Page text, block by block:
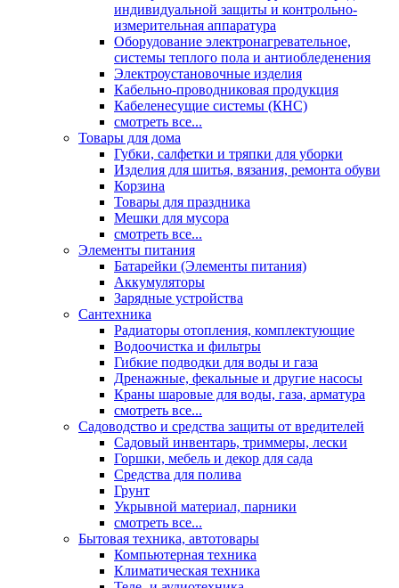
индивидуальной защиты и контрольно-
измерительная аппаратура
Оборудование электронагревательное,
системы теплого пола и антиобледенения
Электроустановочные изделия
Кабельно-проводниковая продукция
Кабеленесущие системы (КНС)
смотреть все...
Товары для дома
Губки, салфетки и тряпки для уборки
Изделия для шитья, вязания, ремонта обуви
Корзина
Товары для праздника
Мешки для мусора
смотреть все...
Элементы питания
Батарейки (Элементы питания)
Аккумуляторы
Зарядные устройства
Сантехника
Радиаторы отопления, комплектующие
Водоочистка и фильтры
Гибкие подводки для воды и газа
Дренажные, фекальные и другие насосы
Краны шаровые для воды, газа, арматура
смотреть все...
Садоводство и средства защиты от вредителей
Садовый инвентарь, триммеры, лески
Горшки, мебель и декор для сада
Средства для полива
Грунт
Укрывной материал, парники
смотреть все...
Бытовая техника, автотовары
Компьютерная техника
Климатическая техника